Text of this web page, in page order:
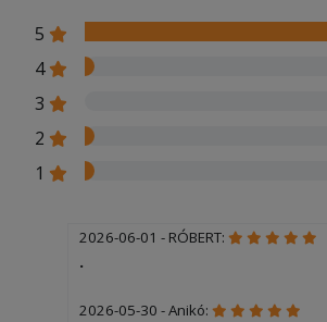
5
4
3
2
1
2026-06-01 - RÓBERT:
.
2026-05-30 - Anikó: